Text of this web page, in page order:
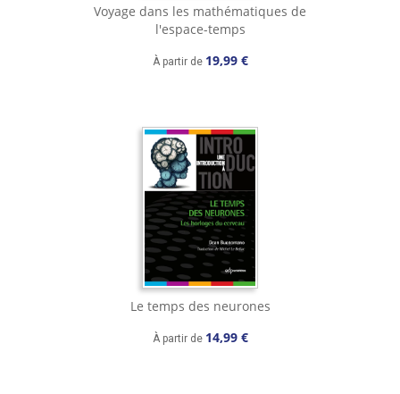
Voyage dans les mathématiques de
l'espace-temps
À partir de 19,99 €
Le temps des neurones
À partir de 14,99 €